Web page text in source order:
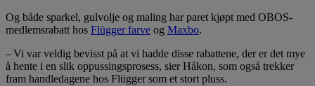
Og både sparkel, gulvolje og maling har paret kjøpt med OBOS-
medlemsrabatt hos Flügger farve og Maxbo.
– Vi var veldig bevisst på at vi hadde disse rabattene, der er det mye
å hente i en slik oppussingsprosess, sier Håkon, som også trekker
fram handledagene hos Flügger som et stort pluss.